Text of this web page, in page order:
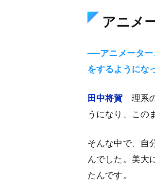
アニメ
──アニメーター
をするようにな
田中将賀 理系
うになり、この
そんな中で、自
んでした。美大
たんです。